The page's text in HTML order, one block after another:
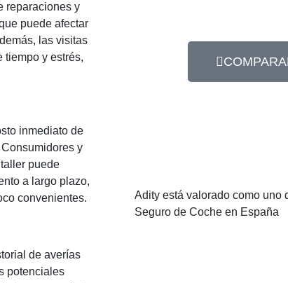
reparaciones y
puede afectar
las visitas
tiempo y estrés,
inmediato de
y
puede
a largo plazo,
convenientes.
de averías
potenciales
Adity está valorado como uno
Seguro de Coche en España